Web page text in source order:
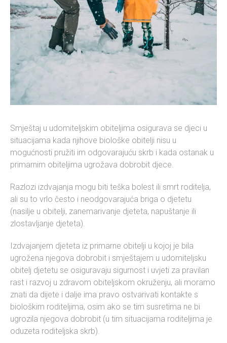
Smještaj u udomiteljskim obiteljima osigurava se djeci u
situacijama kada njihove biološke obitelji nisu u
mogućnosti pružiti im odgovarajuću skrb i kada ostanak u
primarnim obiteljima ugrožava dobrobit djece.
Razlozi izdvajanja mogu biti teška bolest ili smrt roditelja,
ali su to vrlo često i neodgovarajuća briga o djetetu
(nasilje u obitelji, zanemarivanje djeteta, napuštanje ili
zlostavljanje djeteta).
Izdvajanjem djeteta iz primarne obitelji u kojoj je bila
ugrožena njegova dobrobit i smještajem u udomiteljsku
obitelj djetetu se osiguravaju sigurnost i uvjeti za pravilan
rast i razvoj u zdravom obiteljskom okruženju, ali moramo
znati da dijete i dalje ima pravo ostvarivati kontakte s
biološkim roditeljima, osim ako se tim susretima ne bi
ugrozila njegova dobrobit (u tim situacijama roditeljima je
oduzeta roditeljska skrb).